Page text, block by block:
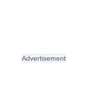
Advertisement